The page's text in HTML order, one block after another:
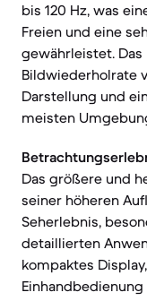
bis 120 Hz, was
Freien und eine
gewährleistet.
Bildwiederholrate
Darstellung und
meisten
Das größere und
seiner höheren
Seherlebnis,
detaillierten
kompaktes